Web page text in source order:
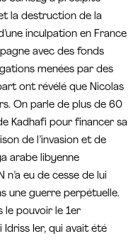
la destruction de la
inculpation en France
avec des fonds
menées par des
ont révélé que Nicolas
On parle de plus de 60
Kadhafi pour financer sa
de l’invasion et de
arabe libyenne
n’a eu de cesse de lui
une guerre perpétuelle.
le pouvoir le 1er
Ier, qui avait été